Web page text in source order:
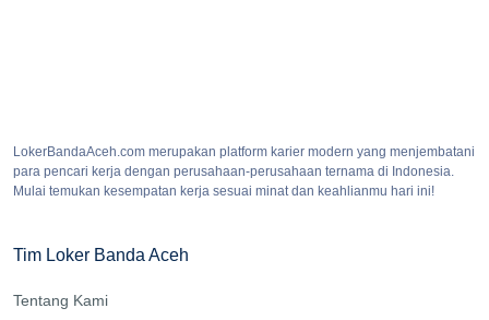
LokerBandaAceh.com merupakan platform karier modern yang menjembatani
para pencari kerja dengan perusahaan-perusahaan ternama di Indonesia.
Mulai temukan kesempatan kerja sesuai minat dan keahlianmu hari ini!
Tim Loker Banda Aceh
Tentang Kami